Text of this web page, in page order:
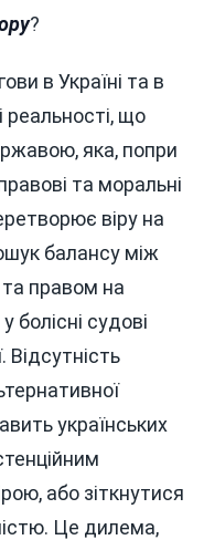
?
в Україні та в
реальності, що
яка, попри
та моральні
віру на
балансу між
та правом на
болісні судові
Відсутність
українських
або зіткнутися
Це дилема,